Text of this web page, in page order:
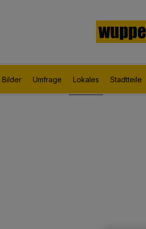
Bilder Umfrage Lokales Stadtteile